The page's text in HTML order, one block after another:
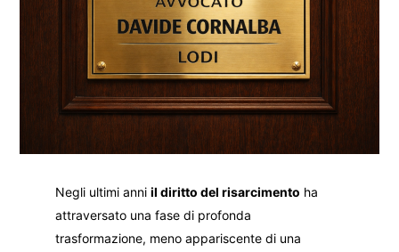
Negli ultimi anniil diritto del risarcimento ha
attraversato una fase di profonda
trasformazione, meno appariscente di una